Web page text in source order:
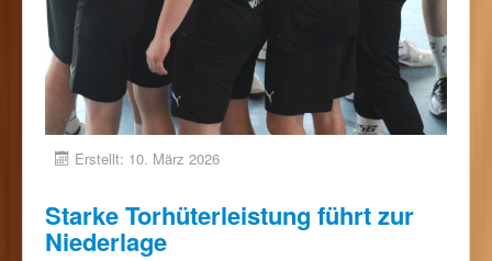
Erstellt: 10. März 2026
Starke Torhüterleistung führt zur
Niederlage